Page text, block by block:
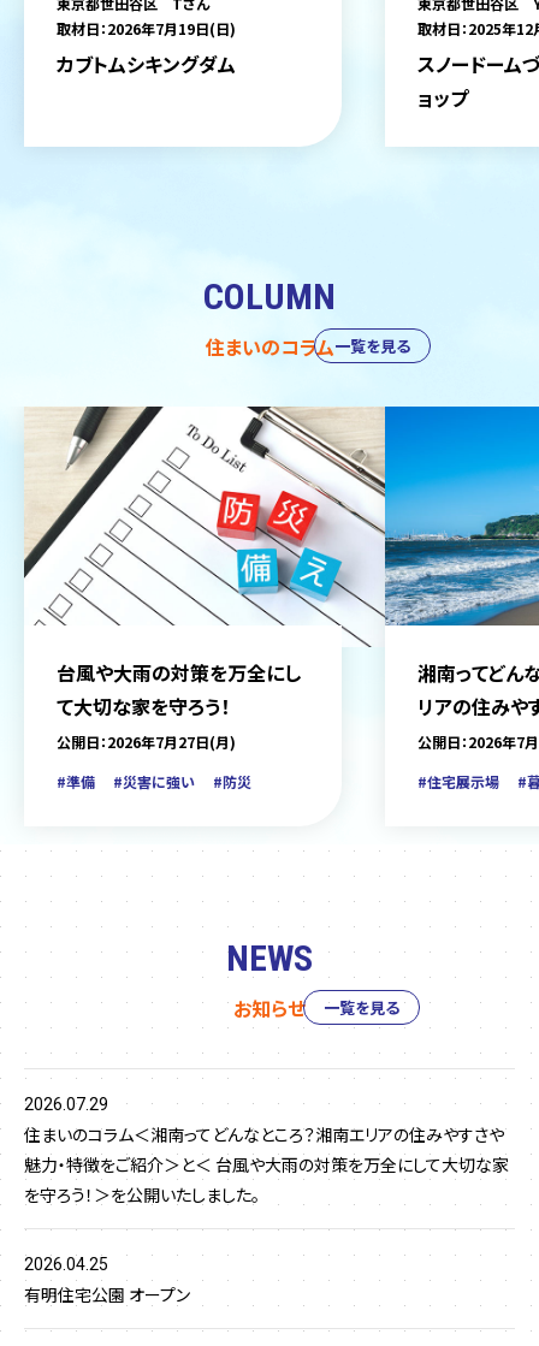
取材日：2026年7月19日(日)
カブトムシキングダム
取材日：2025年
スノードーム
ョップ
COLUMN
住まいのコラム
台風や大雨の対策を万全にし
て大切な家を守ろう！
公開日：2026年7月27日(月)
#準備
#災害に強い #防災
湘南ってどん
リアの住みや
をご紹介
公開日：2026年7
#住宅展示場
#
一覧を見る
NEWS
お知らせ
2026.07.29
住まいのコラム＜湘南ってどんなところ？湘南エリアの住みやすさや
魅力・特徴をご紹介＞と＜ 台風や大雨の対策を万全にして大切な家
を守ろう！＞を公開いたしました。
2026.04.25
有明住宅公園 オープン
一覧を見る